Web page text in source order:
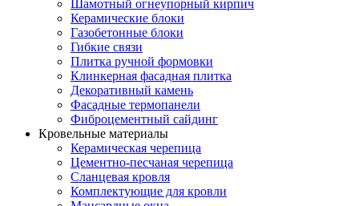
Шамотный огнеупорный кирпич
Керамические блоки
Газобетонные блоки
Гибкие связи
Плитка ручной формовки
Клинкерная фасадная плитка
Декоративный камень
Фасадные термопанели
Фиброцементный сайдинг
Кровельные материалы
Керамическая черепица
Цементно-песчаная черепица
Сланцевая кровля
Комплектующие для кровли